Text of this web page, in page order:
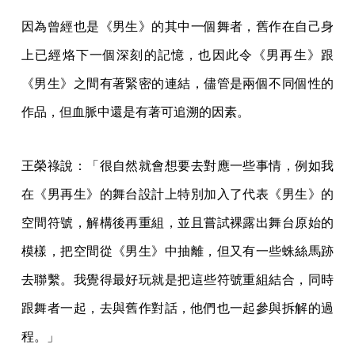
因為曾經也是《男生》的其中一個舞者，舊作在自己身
上已經烙下一個深刻的記憶，也因此令《男再生》跟
《男生》之間有著緊密的連結，儘管是兩個不同個性的
作品，但血脈中還是有著可追溯的因素。
王榮祿說：「很自然就會想要去對應一些事情，例如我
在《男再生》的舞台設計上特別加入了代表《男生》的
空間符號，解構後再重組，並且嘗試裸露出舞台原始的
模樣，把空間從《男生》中抽離，但又有一些蛛絲馬跡
去聯繫。我覺得最好玩就是把這些符號重組結合，同時
跟舞者一起，去與舊作對話，他們也一起參與拆解的過
程。」